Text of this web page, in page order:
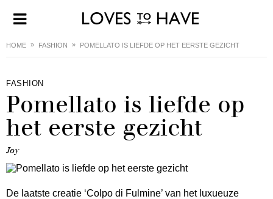
HOME FASHION POMELLATO IS LIEFDE OP HET EERSTE GEZICHT
FASHION
Pomellato is liefde op
het eerste gezicht
Joy
De laatste creatie ‘Colpo di Fulmine’ van het luxueuze